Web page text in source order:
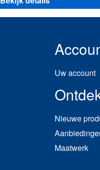
Uw account
Nieuwe
Maatwerk